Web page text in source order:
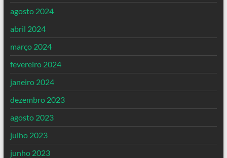
agosto 2024
abril 2024
março 2024
fevereiro 2024
janeiro 2024
dezembro 2023
agosto 2023
julho 2023
junho 2023